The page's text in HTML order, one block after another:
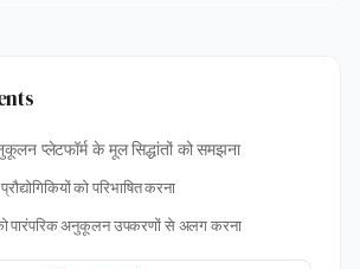
प्लेटफॉर्म के मूल सिद्धांतों को समझना
को परिभाषित करना
पारंपरिक अनुकूलन उपकरणों से अलग करना